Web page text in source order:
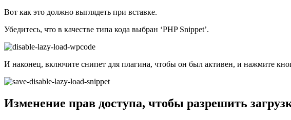
Вот как это должно выглядеть при вставке.
Убедитесь, что в качестве типа кода выбран ‘PHP Snippet’.
И наконец, включите снипет для плагина, чтобы он был активен, и нажмите
Изменение прав доступа, чтобы разрешить